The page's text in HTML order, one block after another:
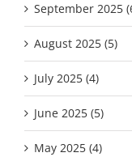
September 2025
August 2025 (5)
July 2025 (4)
June 2025 (5)
May 2025 (4)